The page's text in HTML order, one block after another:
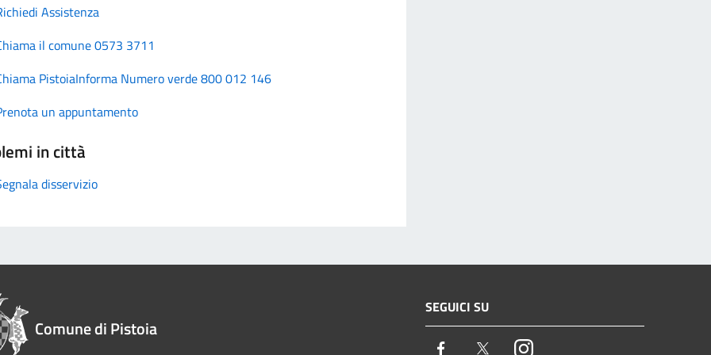
Assistenza
il comune 0573 3711
PistoiaInforma Numero verde 800 012 146
un appuntamento
in città
disservizio
Comune di Pistoia
SEGUICI SU
Facebook TwitterInstagram